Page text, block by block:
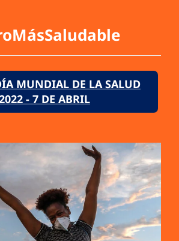
MUNDIAL DE LA SALUD
- 7 DE ABRIL